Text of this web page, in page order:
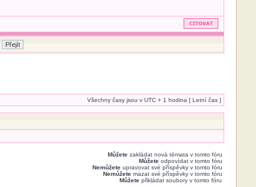
Všechny časy jsou v UTC + 1 hodina [ Letní čas ]
Můžetezakládat nová témata v tomto fóru
Můžeteodpovídat v tomto fóru
Nemůžeteupravovat své příspěvky v tomto fóru
Nemůžetemazat své příspěvky v tomto fóru
Můžetepřikládat soubory v tomto fóru